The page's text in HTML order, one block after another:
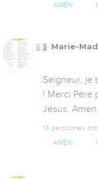
AMEN
Marie-
Seigneur, je
! Merci Père
Jésus. Amen.
13 personnes
AMEN